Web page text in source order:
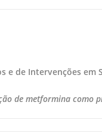
e de Intervenções em
de metformina como